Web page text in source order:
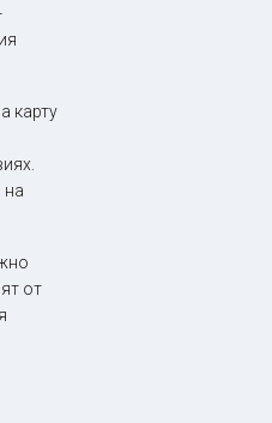
карту
на
от